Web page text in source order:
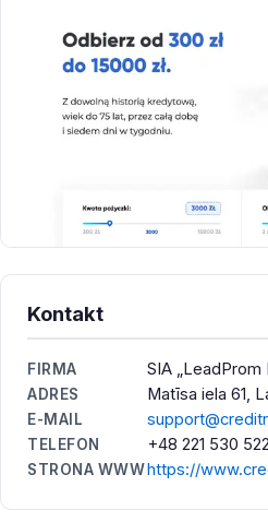
Kontakt
FIRMA SIA „LeadProm
ADRES Matīsa iela 61,
E-MAIL
TELEFON +48 221 530 522
STRONA WWWhttps://